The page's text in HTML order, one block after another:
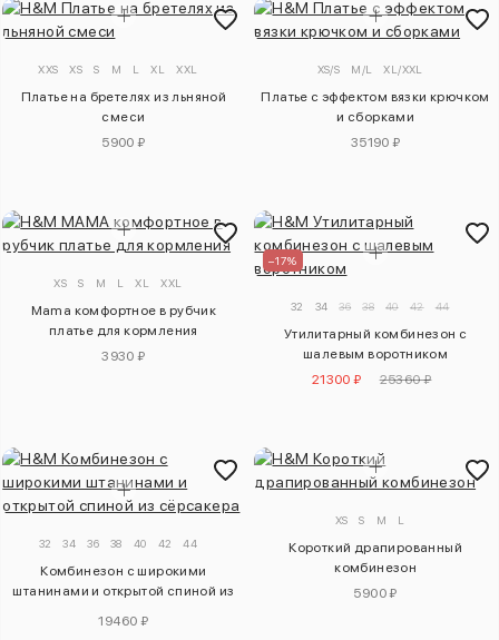
XXS XS S M L XL XXL
Платье на бретелях из льняной
смеси
5900 ₽
XS/S M/L XL/XXL
Платье с эффектом вязки крючком
и сборками
35190 ₽
XS S M L XL XXL
Mama комфортное в рубчик
платье для кормления
3930 ₽
–17%
32 34 36 38 40 42 44
Утилитарный комбинезон с
шалевым воротником
21300 ₽
25360 ₽
32 34 36 38 40 42 44
Комбинезон с широкими
штанинами и открытой спиной из
19460 ₽
XS S M L
Короткий драпированный
комбинезон
5900 ₽